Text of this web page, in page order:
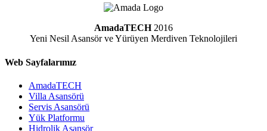
AmadaTECH2016
Yeni Nesil Asansör ve Yürüyen Merdiven Teknolojileri
Web Sayfalarımız
AmadaTECH
Villa Asansörü
Servis Asansörü
Yük Platformu
Hidrolik Asansör